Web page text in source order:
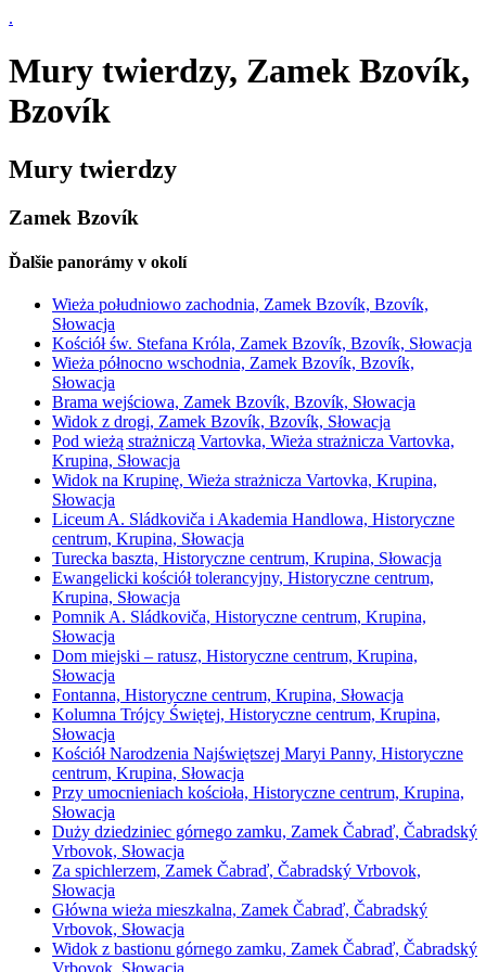
.
Mury twierdzy, Zamek Bzovík,
Bzovík
Mury twierdzy
Zamek Bzovík
Ďalšie panorámy v okolí
Wieża południowo zachodnia, Zamek Bzovík, Bzovík,
Słowacja
Kościół św. Stefana Króla, Zamek Bzovík, Bzovík, Słowacja
Wieża północno wschodnia, Zamek Bzovík, Bzovík,
Słowacja
Brama wejściowa, Zamek Bzovík, Bzovík, Słowacja
Widok z drogi, Zamek Bzovík, Bzovík, Słowacja
Pod wieżą strażniczą Vartovka, Wieża strażnicza Vartovka,
Krupina, Słowacja
Widok na Krupinę, Wieża strażnicza Vartovka, Krupina,
Słowacja
Liceum A. Sládkoviča i Akademia Handlowa, Historyczne
centrum, Krupina, Słowacja
Turecka baszta, Historyczne centrum, Krupina, Słowacja
Ewangelicki kościół tolerancyjny, Historyczne centrum,
Krupina, Słowacja
Pomnik A. Sládkoviča, Historyczne centrum, Krupina,
Słowacja
Dom miejski – ratusz, Historyczne centrum, Krupina,
Słowacja
Fontanna, Historyczne centrum, Krupina, Słowacja
Kolumna Trójcy Świętej, Historyczne centrum, Krupina,
Słowacja
Kościół Narodzenia Najświętszej Maryi Panny, Historyczne
centrum, Krupina, Słowacja
Przy umocnieniach kościoła, Historyczne centrum, Krupina,
Słowacja
Duży dziedziniec górnego zamku, Zamek Čabraď, Čabradský
Vrbovok, Słowacja
Za spichlerzem, Zamek Čabraď, Čabradský Vrbovok,
Słowacja
Główna wieża mieszkalna, Zamek Čabraď, Čabradský
Vrbovok, Słowacja
Widok z bastionu górnego zamku, Zamek Čabraď, Čabradský